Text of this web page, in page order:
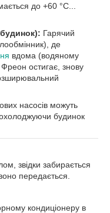
до +60 °C...
Гарячий
де
вдома (водяному
остигає, знову
насосів можуть
будинок
звідки забирається
передається.
кондиціонеру в